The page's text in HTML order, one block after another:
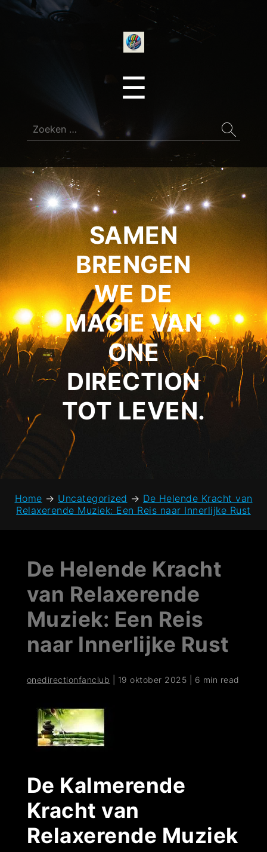
☰
Zoeken
naar:
SAMEN
BRENGEN
WE DE
MAGIE VAN
ONE
DIRECTION
TOT LEVEN.
Home → Uncategorized → De Helende Kracht van
Relaxerende Muziek: Een Reis naar Innerlijke Rust
De Helende Kracht
van Relaxerende
Muziek: Een Reis
naar Innerlijke Rust
onedirectionfanclub 19 oktober 2025 6 min read
De Kalmerende
Kracht van
Relaxerende Muziek